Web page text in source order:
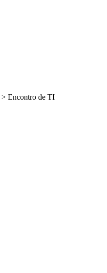
> Encontro de TI